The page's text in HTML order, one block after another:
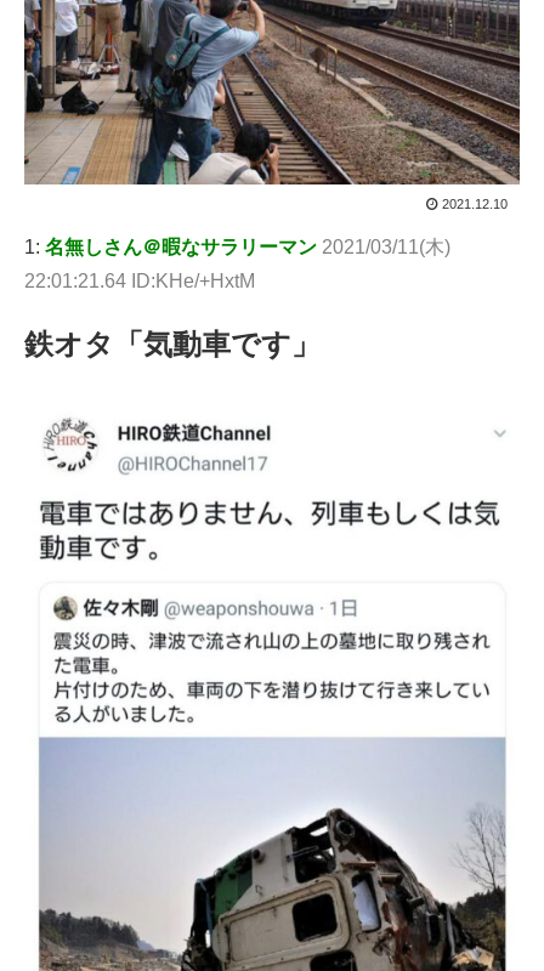
2021.12.10
1: 名無しさん＠暇なサラリーマン 2021/03/11(木)
22:01:21.64 ID:KHe/+HxtM
鉄オタ「気動車です」